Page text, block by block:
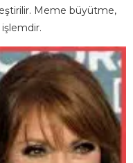
Meme büyütme,